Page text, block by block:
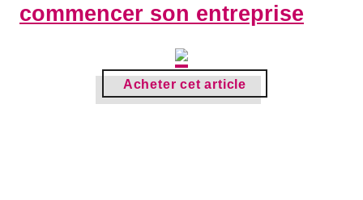
commencer son entreprise
Acheter cet article